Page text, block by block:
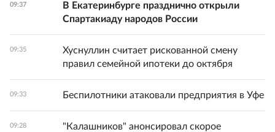
09:37
В Екатеринбурге празднично открыли
Спартакиаду народов России
09:35
Хуснуллин считает рискованной смену
правил семейной ипотеки до октября
09:33 Беспилотники атаковали предприятия в Уфе
09:28
"Калашников" анонсировал скорое